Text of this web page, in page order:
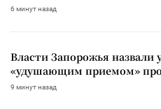
6 минут назад
Власти Запорожья
«удушающим приемом»
9 минут назад